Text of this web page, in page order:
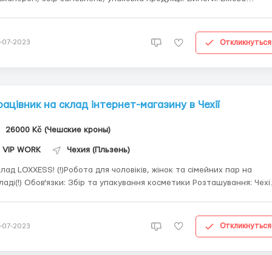
07-2023 Откликнуться
на склад інтернет-магазину в Чехії
26000 Kč (Чешские кроны)
VIP WORK Чехия (Пльзень)
LOXXESS! (!)Робота для чоловіків, жінок та сімейних пар на
Обов'язки: Збір та упакування косметики Розташування: Чехія,
07-2023 Откликнуться